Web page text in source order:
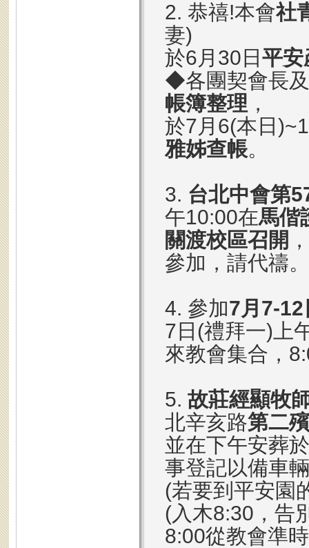
2. 恭禧!本會社
妻)
於6月30日平安
◆各團契會長
帳簿整理 ，
於7月6(本日
雅姊查帳。
3. 台北中會第
午10:00在馬偕
關渡校區召開
參加，請代禱。
4. 參加7月7-12
7日(禮拜一)上
來教會集合，
5. 故莊經顯牧
北辛亥路第二
並在下午安葬
事登記以備車輛
(若要到平安園
(入木8:30，告
8:00從教會準